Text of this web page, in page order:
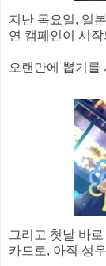
지난 목요일, 일
연 캠페인이 시
오랜만에 뽑기를
그리고 첫날 바
카드로, 아직 성